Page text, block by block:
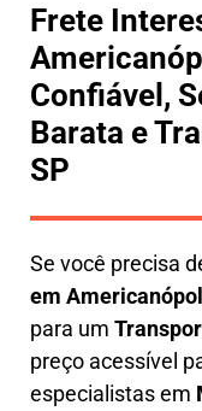
Frete
Confiável,
Barata e
SP
Se você precisa
em
para um T
preço acessível
especialistas em